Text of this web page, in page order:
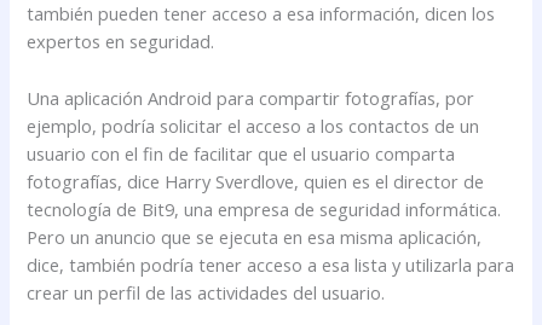
también pueden tener acceso a esa información, dicen los
expertos en seguridad.
Una aplicación Android para compartir fotografías, por
ejemplo, podría solicitar el acceso a los contactos de un
usuario con el fin de facilitar que el usuario comparta
fotografías, dice Harry Sverdlove, quien es el director de
tecnología de Bit9, una empresa de seguridad informática.
Pero un anuncio que se ejecuta en esa misma aplicación,
dice, también podría tener acceso a esa lista y utilizarla para
crear un perfil de las actividades del usuario.